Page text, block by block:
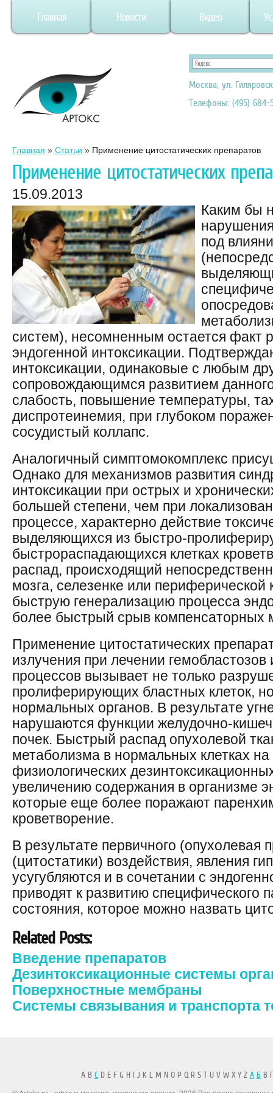
Главная Новости Видео
Москва, ул.
Телефоны: (495) 684-
Главная » Статьи » Применение цитостатических препаратов
Применение цитостатических
15.09.2013
Каким бы
под
систем), несомненным остается факт
эндогенной интоксикации.
интоксикации, одинаковые с любым
сопровождающимся развитием
слабость, повышение температуры,
диспротеинемия, при глубоком
сосудистый коллапс.
Аналогичный симптомокомплекс
Однако для механизмов развития
интоксикации при острых и
большей степени, чем при
процессе, характерно действие
выделяющихся из быстро-
быстрораспадающихся клетках
распад, происходящий
мозга, селезенке или периферической
быструю генерализацию процесса
более быстрый срыв компенсаторных
Применение цитостатических
излучения при лечении гемобластозов
процессов вызывает не только
пролиферирующих бластных клеток,
нормальных органов. В результате
нарушаются функции желудочно-
почек. Быстрый распад опухолевой
метаболизма в нормальных клетках
физиологических
увеличению содержания в организме
которые еще более поражают
кроветворение.
В результате первичного (опухолевая
(цитостатики) воздействия, явления
усугубляются и в сочетании с
приводят к развитию специфического
состояния, которое можно назвать
Related Posts:
Введение препаратов
Дезинтоксикационные системы
Поверхностные мембраны
Системы связывания и транспорта
A B CD E F G H I J K L M N O P Q R S T U V W X Y Z А БВ